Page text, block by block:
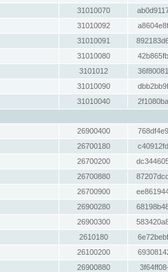
31010070
31010092
31010091
31010080
3101012
31010090
31010040
26900400
26700180
26700200
26700880
26700900
26900280
26900300
2610180
26100200
26900880